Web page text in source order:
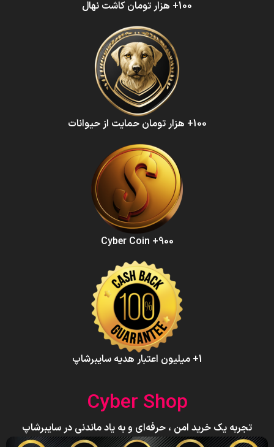
100+ هزار تومان کاشت نهال
100+ هزار تومان حمایت از حیوانات
900+ Cyber Coin
1+ میلیون اعتبار هدیه سایبرشاپ
Cyber Shop
تجربه یک خرید امن ، حرفه‌ای و به یاد ماندنی در سایبرشاپ